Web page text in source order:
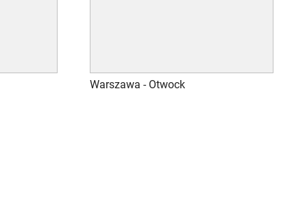
Warszawa - Otwock